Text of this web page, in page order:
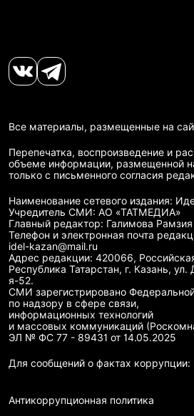
Все материалы, размещенные на
Перепечатка, воспроизведение и
объеме информации, размещенной
только с письменного согласия
Наименование сетевого издания:
Учредитель СМИ: АО «ТАТМЕДИА»
Главный редактор: Галимова Рамзия
Телефон и электронная почта
idel-kazan@mail.ru
Адрес редакции: 420066,
Республика Татарстан, г. Казань,
я-52.
СМИ зарегистрировано
по надзору в сфере связи,
информационных технологий
и массовых коммуникаций
ЭЛ № ФС 77 - 89431 от 14.05.2025
Для сообщений о фактах коррупции:
Антикоррупционная политика